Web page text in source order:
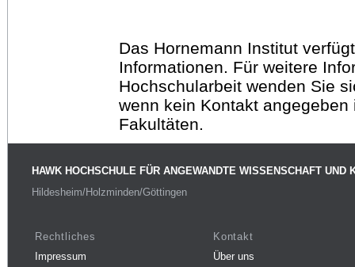
Das Hornemann Institut
Informationen. Für weitere
Hochschularbeit wenden Sie
wenn kein Kontakt
Fakultäten.
HAWK HOCHSCHULE FÜR ANGEWANDTE WISSENSCHAFT UND
Hildesheim/Holzminden/Göttingen
Rechtliches
Impressum
Kontakt
Über uns